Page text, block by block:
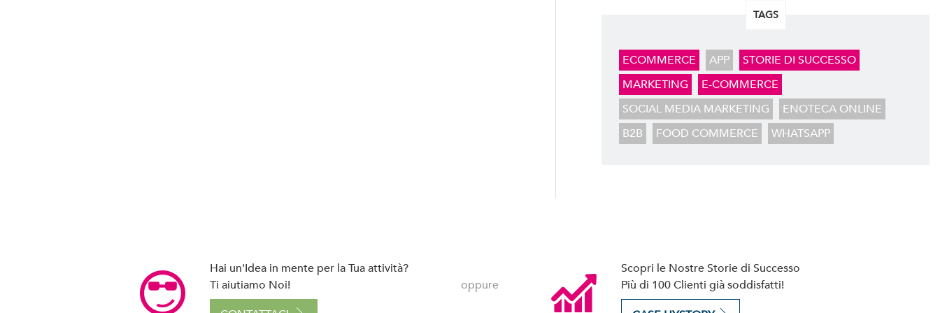
TAGS
ECOMMERCE APP
STORIE DI SUCCESSO
MARKETING
E-COMMERCE
SOCIAL MEDIA MARKETING
ENOTECA ONLINE
B2B
FOOD COMMERCE WHATSAPP
Hai un'Idea in mente per la Tua attività?
Ti aiutiamo Noi!
oppure
Scopri le Nostre Storie di Successo
Più di 100 Clienti già soddisfatti!